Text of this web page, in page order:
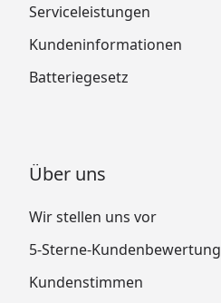
Serviceleistungen
Kundeninformationen
Batteriegesetz
Über uns
Wir stellen uns vor
5-Sterne-Kundenbewertung
Kundenstimmen